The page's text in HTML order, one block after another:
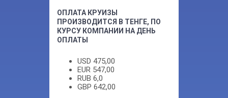
ОПЛАТА КРУИЗЫ
ПРОИЗВОДИТСЯ В ТЕНГЕ, ПО
КУРСУ КОМПАНИИ НА ДЕНЬ
ОПЛАТЫ
USD 475,00
EUR 547,00
RUB 6,0
GBP 642,00